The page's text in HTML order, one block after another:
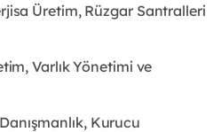
Üretim, Rüzgar Santralleri
Varlık Yönetimi ve
Kurucu